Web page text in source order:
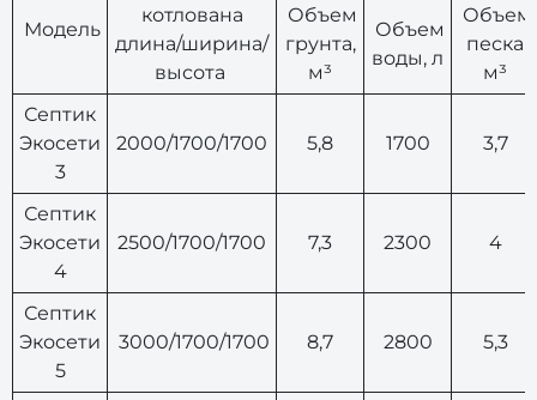
Модель
котлована
длина/ширина/
высота
Объем
грунта,
м³
Объем
воды, л
Объем
песка
м³
Септик
Экосети
3
2000/1700/1700 5,8 1700 3,7
Септик
Экосети
4
2500/1700/1700 7,3 2300 4
Септик
Экосети
5
3000/1700/1700 8,7 2800 5,3